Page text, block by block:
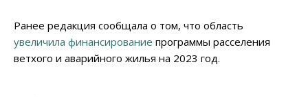
Ранее редакция сообщала о том, что область
увеличила финансирование программы расселения
ветхого и аварийного жилья на 2023 год.